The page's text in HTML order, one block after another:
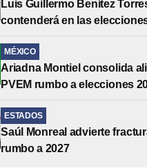
Luis Guillermo Benítez
contenderá en las
MÉXICO
Ariadna Montiel consolida
PVEM rumbo a elecciones
ESTADOS
Saúl Monreal advierte
rumbo a 2027